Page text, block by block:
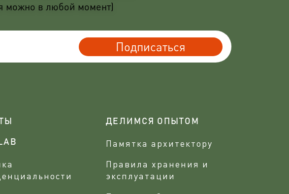
можно в любой момент)
Подписаться
ДЕЛИМСЯ ОПЫТОМ
Памятка архитектору
Правила хранения и
эксплуатации